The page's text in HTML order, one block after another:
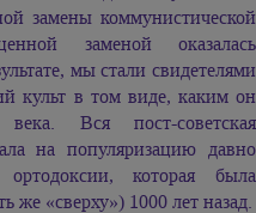
замены коммунистической
заменой оказалась
мы стали свидетелями
культ в том виде, каким он
Вся пост-советская
на популяризацию давно
которая была
же «сверху») 1000 лет назад.